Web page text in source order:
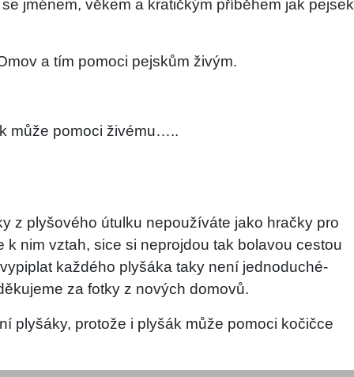
jménem, věkem a kratičkým příběhem jak pejsek
a tím pomoci pejskům živým.
může pomoci živému…..
z plyšového útulku nepoužíváte jako hračky pro
k nim vztah, sice si neprojdou tak bolavou cestou
každého plyšáka taky není jednoduché-
za fotky z nových domovů.
plyšáky, protože i plyšák může pomoci kočičce